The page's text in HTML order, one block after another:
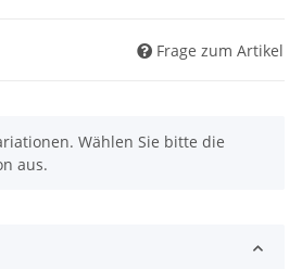
Frage zum Artikel
Wählen Sie bitte die
aus.